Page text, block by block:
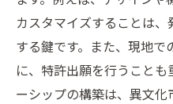
カスタマイズすることは
する鍵です。また、現地
に、特許出願を行うこと
ーシップの構築は、異文